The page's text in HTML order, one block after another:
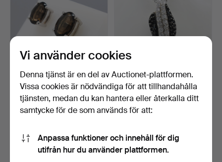
Örhängen med NATURLIG
RÖKKVARTZ.
Klubbades 25 jul 2026
SILVER & GEMSTONE
flammcollier.
Vi använder cookies
Denna tjänst är en del av Auctionet-plattformen.
Vissa cookies är nödvändiga för att tillhandahålla
tjänsten, medan du kan hantera eller återkalla ditt
samtycke för de som används för att:
Anpassa funktioner och innehåll för dig
utifrån hur du använder plattformen.